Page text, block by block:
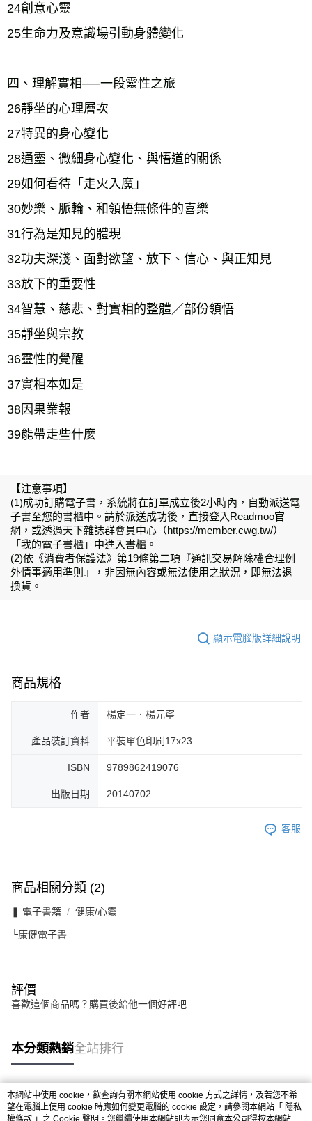
24創意心靈
25生命力及意識場引動身體變化
四、理解實相──一段靈性之旅
26靜坐的心理層次
27特異的身心變化
28通靈、微細身心變化、與悟道的關係
29如何看待「走火入魔」
30妙樂、脈輪、和領悟無條件的喜樂
31行為是知見的體現
32功夫深淺、面對欲望、放下、信心、與正知見
33放下的重要性
34智慧、慈悲、對實相的整體／部份領悟
35靜坐與宗教
36靈性的覺醒
37實相本如是
38因果業報
39能帶走些什麼
【注意事項】
(1)成功訂購電子書，系統將在訂單成立後2小時內，自動派送電
子書至您的書櫃中。請於派送成功後，直接登入Readmoo官
網，或透過天下雜誌群會員中心（https://member.cwg.tw/）
「我的電子書櫃」中進入書櫃。
(2)依《消費者保護法》第19條第二項『通訊交易解除權合理例
外情事適用準則』，非因無內容或無法使用之狀況，即無法退
換貨。
顯示電腦版詳細說明
商品規格
作者 楊定一．楊元寧
產品裝訂資料 平裝單色印刷17x23
ISBN 9789862419076
出版日期 20140702
客服
商品相關分類 (2)
❚ 電子書籍 健康/心靈
└康健電子書
評價
喜歡這個商品嗎？購買後給他一個好評吧
本分類熱銷全站排行
熱門標籤
本網站中使用 cookie，欲查詢有關本網站使用 cookie 方式之詳情，及若您不希
望在電腦上使用 cookie 時應如何變更電腦的 cookie 設定，請參閱本網站「 隱私
權條款 」之 Cookie 聲明。您繼續使用本網站即表示您同意本公司得按本網站使